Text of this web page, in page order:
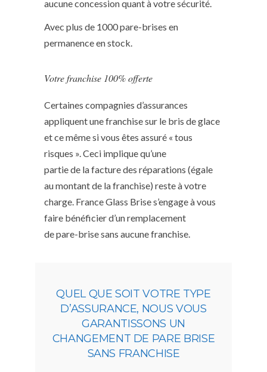
aucune concession quant à votre sécurité.
Avec plus de 1000 pare-brises en
permanence en stock.
Votre franchise 100% offerte
Certaines compagnies d’assurances
appliquent une franchise sur le bris de glace
et ce même si vous êtes assuré « tous
risques ». Ceci implique qu’une
partie de la facture des réparations (égale
au montant de la franchise) reste à votre
charge. France Glass Brise s’engage à vous
faire bénéficier d’un remplacement
de pare-brise sans aucune franchise.
QUEL QUE SOIT VOTRE TYPE
D’ASSURANCE, NOUS VOUS
GARANTISSONS UN
CHANGEMENT DE PARE BRISE
SANS FRANCHISE